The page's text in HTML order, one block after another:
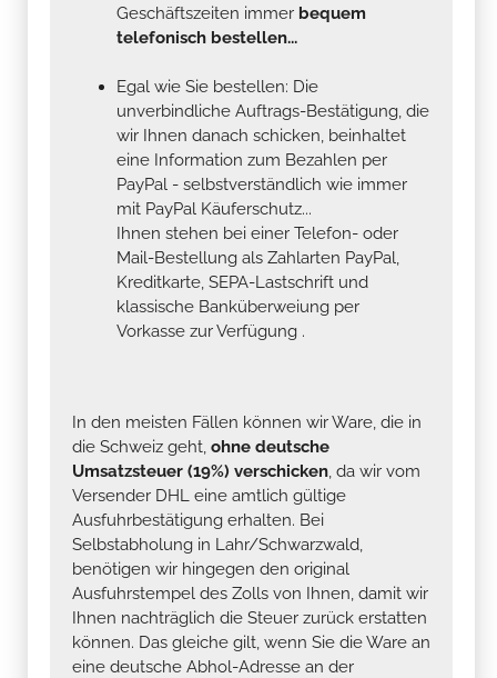
Geschäftszeiten immer bequem
telefonisch bestellen...
Egal wie Sie bestellen: Die
unverbindliche Auftrags-Bestätigung, die
wir Ihnen danach schicken, beinhaltet
eine Information zum Bezahlen per
PayPal - selbstverständlich wie immer
mit PayPal Käuferschutz...
Ihnen stehen bei einer Telefon- oder
Mail-Bestellung als Zahlarten PayPal,
Kreditkarte, SEPA-Lastschrift und
klassische Banküberweiung per
Vorkasse zur Verfügung .
In den meisten Fällen können wir Ware, die in
die Schweiz geht, ohne deutsche
Umsatzsteuer (19%) verschicken, da wir vom
Versender DHL eine amtlich gültige
Ausfuhrbestätigung erhalten. Bei
Selbstabholung in Lahr/Schwarzwald,
benötigen wir hingegen den original
Ausfuhrstempel des Zolls von Ihnen, damit wir
Ihnen nachträglich die Steuer zurück erstatten
können. Das gleiche gilt, wenn Sie die Ware an
eine deutsche Abhol-Adresse an der